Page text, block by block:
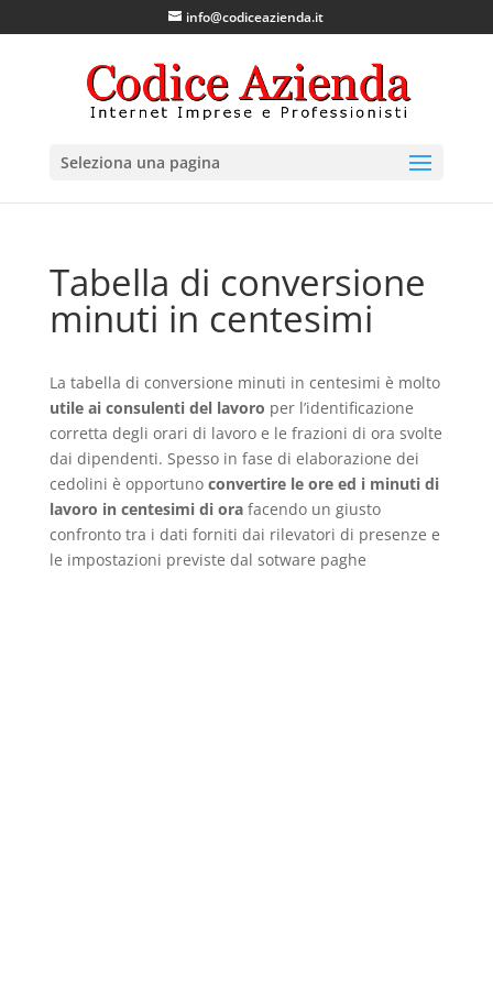
info@codiceazienda.it
Seleziona una pagina
Tabella di conversione
minuti in centesimi
La tabella di conversione minuti in centesimi è molto
utile ai consulenti del lavoro per l’identificazione
corretta degli orari di lavoro e le frazioni di ora svolte
dai dipendenti. Spesso in fase di elaborazione dei
cedolini è opportuno convertire le ore ed i minuti di
lavoro in centesimi di orafacendo un giusto
confronto tra i dati forniti dai rilevatori di presenze e
le impostazioni previste dal sotware paghe